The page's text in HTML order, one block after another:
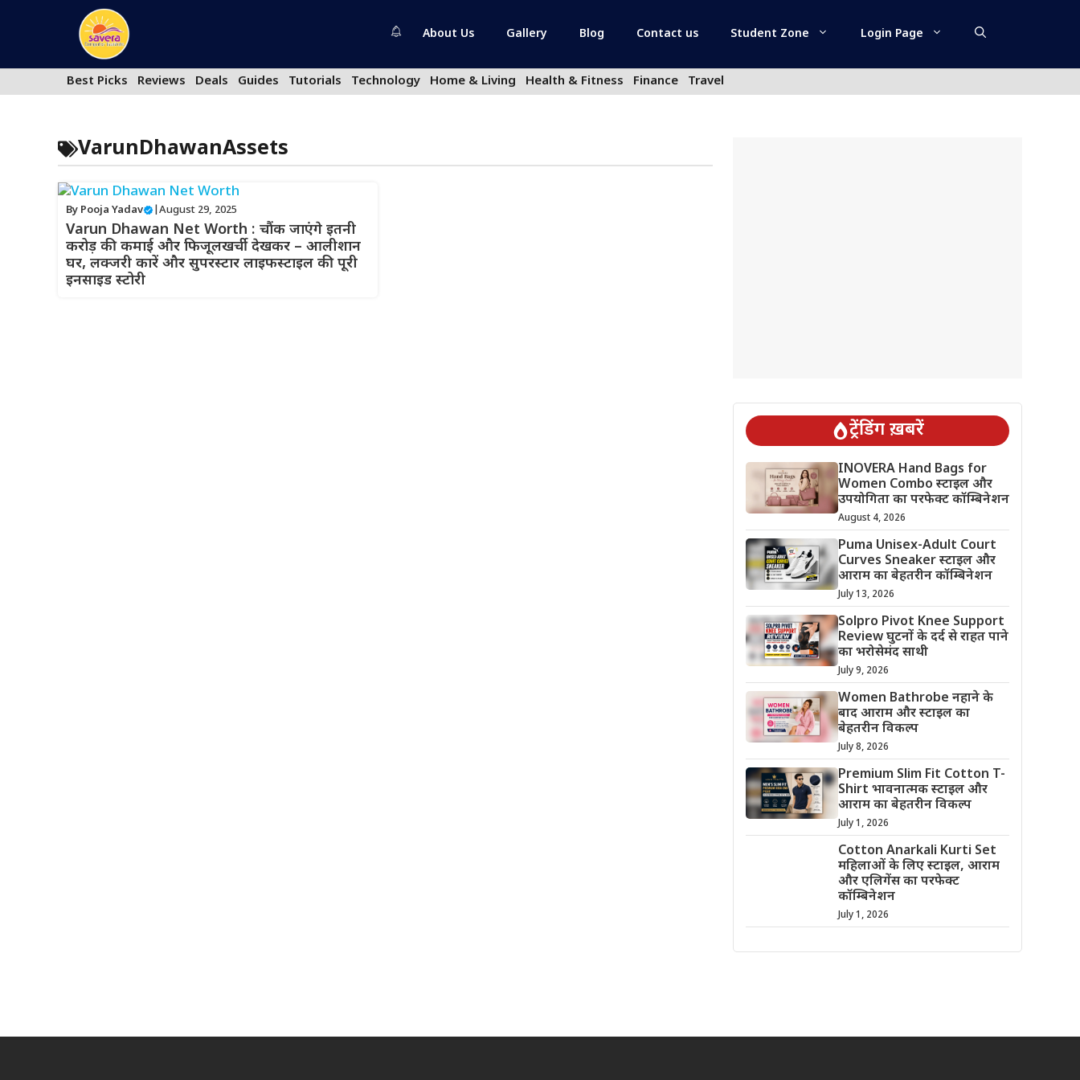
About Us Gallery Blog Contact us Student Zone Login Page
Best Picks Reviews Deals Guides Tutorials Technology Home & Living Health & Fitness Finance Travel
VarunDhawanAssets
By Pooja Yadav August 29, 2025
Varun Dhawan Net Worth : चौंक जाएंगे इतनी
करोड़ की कमाई और फिजूलखर्ची देखकर – आलीशान
घर, लक्जरी कारें और सुपरस्टार लाइफस्टाइल की पूरी
इनसाइड स्टोरी
ट्रेंडिंग ख़बरें
INOVERA Hand Bags for
Women Combo स्टाइल और
उपयोगिता का परफेक्ट कॉम्बिनेशन
August 4, 2026
Puma Unisex-Adult Court
Curves Sneaker स्टाइल और
आराम का बेहतरीन कॉम्बिनेशन
July 13, 2026
Solpro Pivot Knee Support
Review घुटनों के दर्द से राहत पाने
का भरोसेमंद साथी
July 9, 2026
Women Bathrobe नहाने के
बाद आराम और स्टाइल का
बेहतरीन विकल्प
July 8, 2026
Premium Slim Fit Cotton T-
Shirt भावनात्मक स्टाइल और
आराम का बेहतरीन विकल्प
July 1, 2026
Cotton Anarkali Kurti Set
महिलाओं के लिए स्टाइल, आराम
और एलिगेंस का परफेक्ट
कॉम्बिनेशन
July 1, 2026